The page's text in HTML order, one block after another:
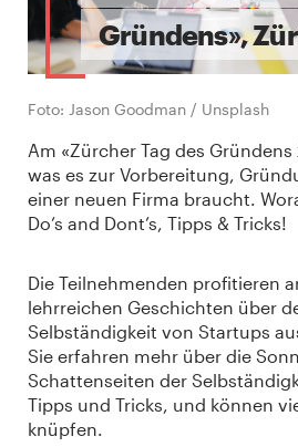
Gründens»,
Foto: Jason Goodman / Unsplash
Am «Zürcher Tag des
was es zur Vorbereitung,
einer neuen Firma braucht.
Do’s and Dont’s, Tipps & Tricks!
Die Teilnehmenden profitieren
lehrreichen Geschichten über
Selbständigkeit von Startups
Sie erfahren mehr über die
Schattenseiten der
Tipps und Tricks, und können
knüpfen.